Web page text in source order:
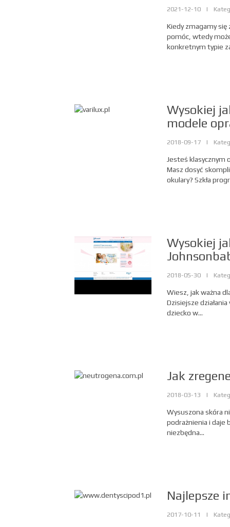
2021-12-10 |
Kiedy zmagamy
pomóc, wtedy
konkretnym typie
Wysokiej
modele
2018-09-17 |
Jesteś klasycznym
Masz dosyć
okulary? Szkła
Wysokiej
2018-05-30 |
Wiesz, jak ważna
Dzisiejsze
dziecko w...
Jak
2018-03-13 |
Wysuszona skóra
podrażnienia i daje
niezbędna...
Najlepsze
2017-10-11 |